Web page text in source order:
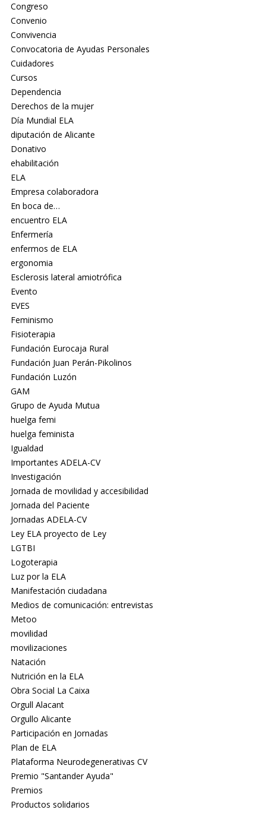
Congreso
Convenio
Convivencia
Convocatoria de Ayudas Personales
Cuidadores
Cursos
Dependencia
Derechos de la mujer
Día Mundial ELA
diputación de Alicante
Donativo
ehabilitación
ELA
Empresa colaboradora
En boca de…
encuentro ELA
Enfermería
enfermos de ELA
ergonomia
Esclerosis lateral amiotrófica
Evento
EVES
Feminismo
Fisioterapia
Fundación Eurocaja Rural
Fundación Juan Perán-Pikolinos
Fundación Luzón
GAM
Grupo de Ayuda Mutua
huelga femi
huelga feminista
Igualdad
Importantes ADELA-CV
Investigación
Jornada de movilidad y accesibilidad
Jornada del Paciente
Jornadas ADELA-CV
Ley ELA proyecto de Ley
LGTBI
Logoterapia
Luz por la ELA
Manifestación ciudadana
Medios de comunicación: entrevistas
Metoo
movilidad
movilizaciones
Natación
Nutrición en la ELA
Obra Social La Caixa
Orgull Alacant
Orgullo Alicante
Participación en Jornadas
Plan de ELA
Plataforma Neurodegenerativas CV
Premio "Santander Ayuda"
Premios
Productos solidarios